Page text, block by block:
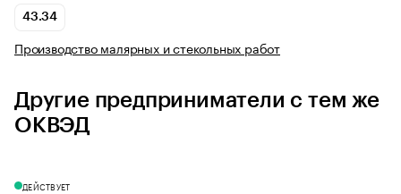
43.34
Производство малярных и стекольных работ
Другие предприниматели с тем же
ОКВЭД
ДЕЙСТВУЕТ